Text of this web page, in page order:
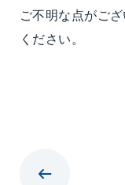
ご不明な点がご
ください。